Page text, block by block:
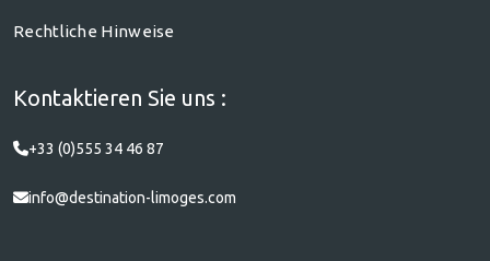
Rechtliche Hinweise
Kontaktieren Sie uns :
+33 (0)555 34 46 87
info@destination-limoges.com